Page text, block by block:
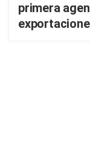
primera